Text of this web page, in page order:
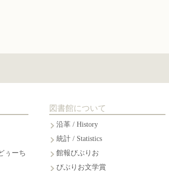
ぅーち
図書館について
沿革 / History
統計 / Statistics
館報びぶりお
びぶりお文学賞